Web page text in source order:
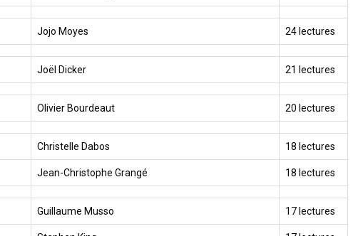
Jojo Moyes 24 lectures
Joël Dicker 21 lectures
Olivier Bourdeaut 20 lectures
Christelle Dabos 18 lectures
Jean-Christophe Grangé 18 lectures
Guillaume Musso 17 lectures